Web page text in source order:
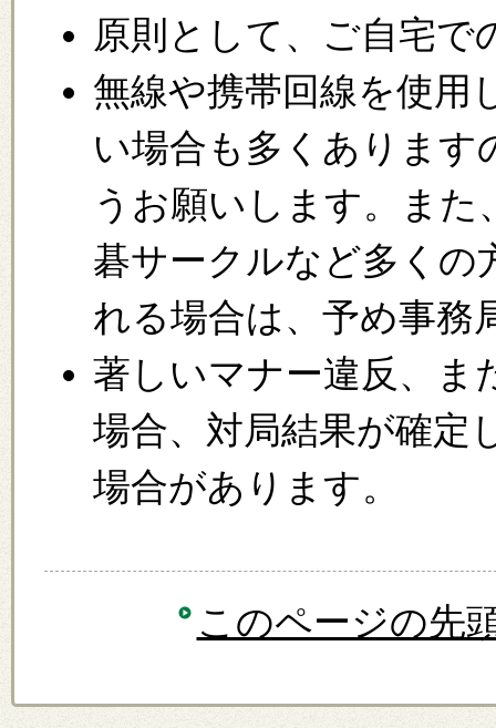
原則として、ご自宅で
無線や携帯回線を使用
い場合も多くあります
うお願いします。ま
碁サークルなど多くの
れる場合は、予め事務
著しいマナー違反、ま
場合、対局結果が確定
場合があります。
このページの先